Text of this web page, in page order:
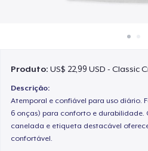
Produto:US$ 22,99 USD - Classic
Descrição:
Atemporal e confiável para uso diário.
6 onças) para conforto e durabilidade.
canelada e etiqueta destacável
confortável.